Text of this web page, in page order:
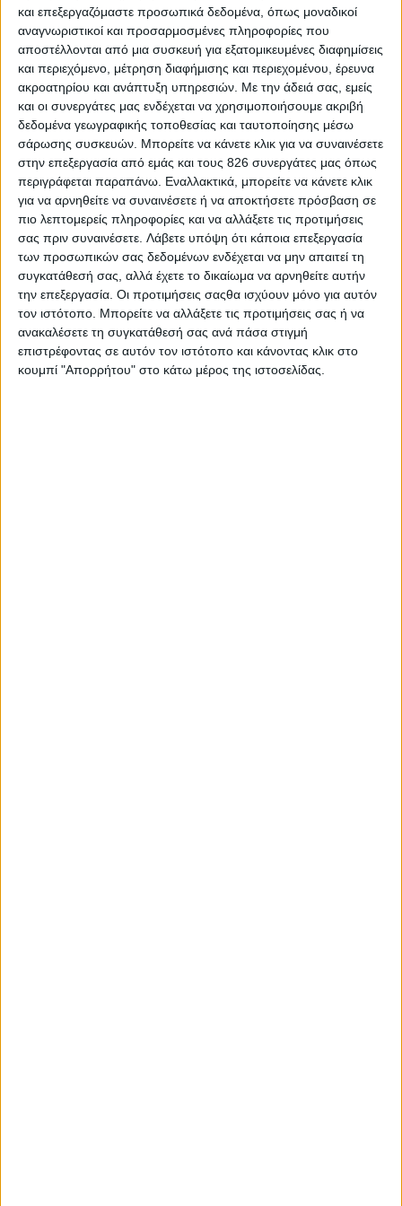
και επεξεργαζόμαστε προσωπικά δεδομένα, όπως μοναδικοί
αναγνωριστικοί και προσαρμοσμένες πληροφορίες που
αποστέλλονται από μια συσκευή για εξατομικευμένες διαφημίσεις
και περιεχόμενο, μέτρηση διαφήμισης και περιεχομένου, έρευνα
ακροατηρίου και ανάπτυξη υπηρεσιών. Με την άδειά σας, εμείς
και οι συνεργάτες μας ενδέχεται να χρησιμοποιήσουμε ακριβή
δεδομένα γεωγραφικής τοποθεσίας και ταυτοποίησης μέσω
σάρωσης συσκευών. Μπορείτε να κάνετε κλικ για να συναινέσετε
στην επεξεργασία από εμάς και τους 826 συνεργάτες μας όπως
περιγράφεται παραπάνω. Εναλλακτικά, μπορείτε να κάνετε κλικ
για να αρνηθείτε να συναινέσετε ή να αποκτήσετε πρόσβαση σε
πιο λεπτομερείς πληροφορίες και να αλλάξετε τις προτιμήσεις
σας πριν συναινέσετε. Λάβετε υπόψη ότι κάποια επεξεργασία
των προσωπικών σας δεδομένων ενδέχεται να μην απαιτεί τη
συγκατάθεσή σας, αλλά έχετε το δικαίωμα να αρνηθείτε αυτήν
την επεξεργασία. Οι προτιμήσεις σαςθα ισχύουν μόνο για αυτόν
τον ιστότοπο. Μπορείτε να αλλάξετε τις προτιμήσεις σας ή να
ανακαλέσετε τη συγκατάθεσή σας ανά πάσα στιγμή
επιστρέφοντας σε αυτόν τον ιστότοπο και κάνοντας κλικ στο
κουμπί "Απορρήτου" στο κάτω μέρος της ιστοσελίδας.
υπό αυτήν την έννοια αυτό είναι κάτι το
οποίο έχουμε επιλέξει να κάνουμε εν
αντιθέσει με τα υπόλοιπα μέτρα που είναι
επακριβώς στοχευμένα και
παραμετροποιημένα και αφορούν
συγκεκριμένες κοινωνικές κατηγορίες.
Εδώθέλαμε να κάνουμε κάτι το οποίο να
ακουμπά το σύνολο της οικονομίας μέσα
από τις εφοδιαστικές αλυσίδεςκαι μέσα
από την γενικότερη επίδραση. Τώρα, αυτό
σημαίνει ότι δεν θα παρέμβουμε